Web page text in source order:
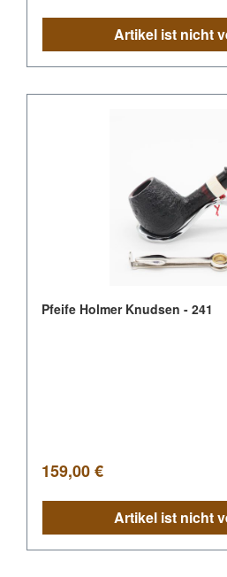
Artikel ist nicht
Pfeife Holmer Knudsen - 241
Regulärer Preis:
159,00 €
Artikel ist nicht